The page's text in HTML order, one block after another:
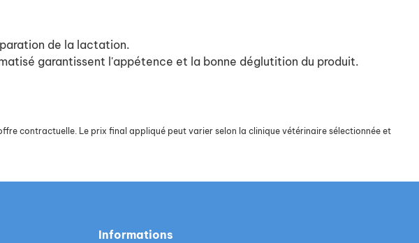
de la lactation.
garantissent l'appétence et la bonne déglutition du produit.
contractuelle. Le prix final appliqué peut varier selon la clinique vétérinaire sélectionnée et
Informations